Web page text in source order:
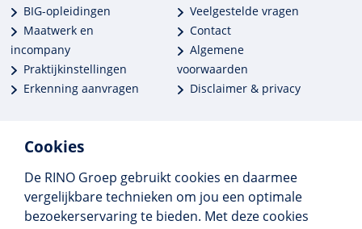
Cookies
De RINO Groep gebruikt cookies en daarmee
vergelijkbare technieken om jou een optimale
bezoekerservaring te bieden. Met deze cookies
BIG-opleidingen
Maatwerk en
incompany
Praktijkinstellingen
Erkenning aanvragen
Veelgestelde vragen
Contact
Algemene
voorwaarden
Disclaimer & privacy
Meer dan 250 opleidingen
Alle BIG-opleidingen in huis
Cedeo-erkend en CRKBO-geregistreerd